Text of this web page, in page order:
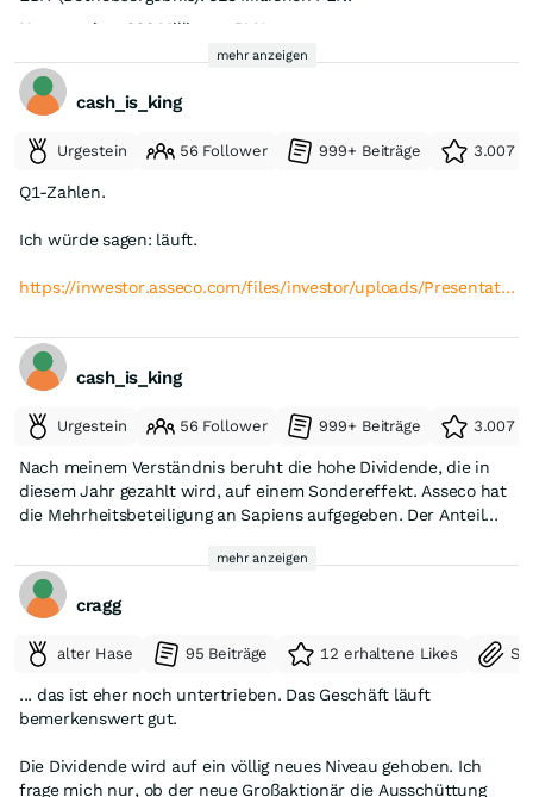
Nettogewinn: 228 Millionen PLN.
Diversifikation: Das Geschäft ist sehr breit aufgestellt. Die Top-
10-Kunden machen zusammen nur 13 % des Gesamtumsatzes
aus; der größte Einzelkunde trägt lediglich 2 % bei.
Öffentlicher Sektor (Größter Bereich – 1,15 Mrd. PLN, +18 %):
Polen (+16 %): Asseco bleibt Marktführer bei Großprojekten
Ein massiver Wachstumstreiber ist der
Unternehmen schließt im Eiltempo Verträge mit über 150
Implementierungen werden für Q2 und Q3 erwartet.
International (+29 %): Starke Erholung in der Slowakei und
Tschechien nach einer Phase der politischen/geopolitischen
mehr anzeigen
cash_is_king
Urgestein 56 Follower 999+ Beiträge 3.007
Q1-Zahlen.
Ich würde sagen: läuft.
https://inwestor.asseco.com/files/investor/uploads/Presentat…
cash_is_king
Urgestein 56 Follower 999+ Beiträge 3.007
Nach meinem Verständnis beruht die hohe Dividende, die in
diesem Jahr gezahlt wird, auf einem Sondereffekt. Asseco hat
die Mehrheitsbeteiligung an Sapiens aufgegeben. Der Anteil
knapp 500 Mio. PLN nicht aus der regulären Geschäftstätigkeit
kommen, sondern aus den Verkaufserlösen. Die Dividende
mehr anzeigen
cragg
alter Hase 95 Beiträge 12 erhaltene Likes
... das ist eher noch untertrieben. Das Geschäft läuft
bemerkenswert gut.
Die Dividende wird auf ein völlig neues Niveau gehoben. Ich
frage mich nur, ob der neue Großaktionär die Ausschüttung